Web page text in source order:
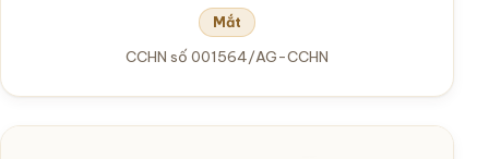
Mắt
CCHN số 001564/AG-CCHN